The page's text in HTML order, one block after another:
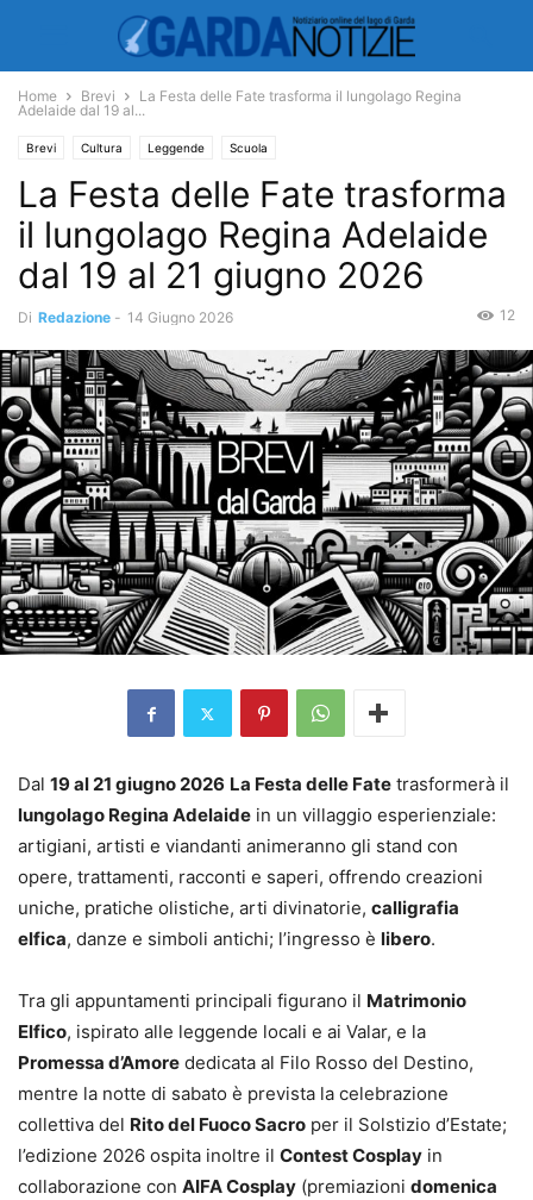
Home Brevi
La Festa delle Fate trasforma il lungolago Regina
Adelaide dal 19 al...
Brevi Cultura Leggende Scuola
La Festa delle Fate trasforma
il lungolago Regina Adelaide
dal 19 al 21 giugno 2026
Di Redazione - 14 Giugno 2026 12
Dal 19 al 21 giugno 2026 La Festa delle Fate trasformerà il
lungolago Regina Adelaide in un villaggio esperienziale:
artigiani, artisti e viandanti animeranno gli stand con
opere, trattamenti, racconti e saperi, offrendo creazioni
uniche, pratiche olistiche, arti divinatorie, calligrafia
elfica, danze e simboli antichi; l’ingresso è libero.
Tra gli appuntamenti principali figurano il Matrimonio
Elfico, ispirato alle leggende locali e ai Valar, e la
Promessa d’Amore dedicata al Filo Rosso del Destino,
mentre la notte di sabato è prevista la celebrazione
collettiva del Rito del Fuoco Sacro per il Solstizio d’Estate;
l’edizione 2026 ospita inoltre il Contest Cosplay in
collaborazione con AIFA Cosplay (premiazioni domenica